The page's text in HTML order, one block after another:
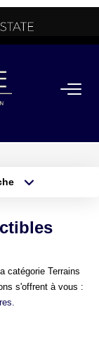
de critères
catégorie Terrains
s'offrent à vous :